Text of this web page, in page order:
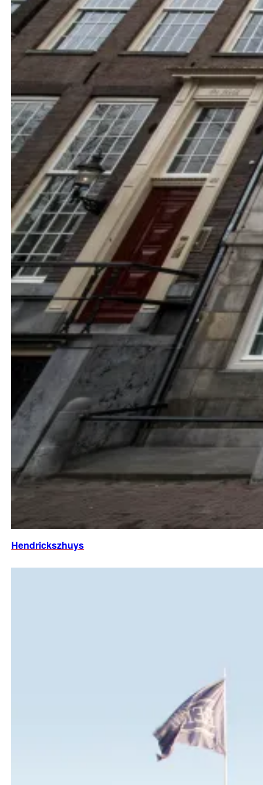
Hendrickszhuys